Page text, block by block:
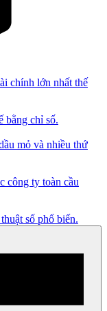
chính lớn nhất thế
bằng chỉ số.
mỏ và nhiều thứ
công ty toàn cầu
số phổ biến.